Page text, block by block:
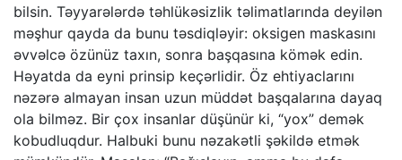
bilsin. Təyyarələrdə təhlükəsizlik təlimatlarında deyilən
məşhur qayda da bunu təsdiqləyir: oksigen maskasını
əvvəlcə özünüz taxın, sonra başqasına kömək edin.
Həyatda da eyni prinsip keçərlidir. Öz ehtiyaclarını
nəzərə almayan insan uzun müddət başqalarına dayaq
ola bilməz. Bir çox insanlar düşünür ki, “yox” demək
kobudluqdur. Halbuki bunu nəzakətli şəkildə etmək